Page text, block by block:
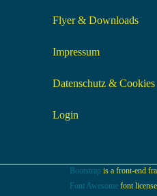
Flyer & Downloads
Impressum
Datenschutz & Cookies
Login
Bootstrap is a front-end
Font Awesome font